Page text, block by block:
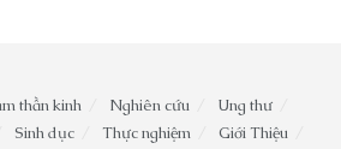
thần kinh Nghiên cứu
Ung thư
Sinh dục Thực nghiệm
Giới Thiệu